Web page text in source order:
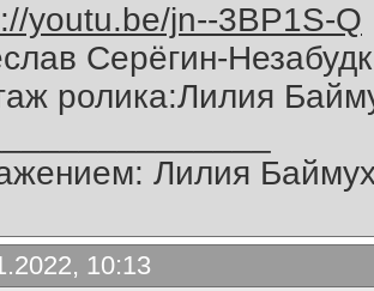
youtu.be/jn--3BP1S-Q
Серёгин-
ролика:Лилия
Лилия
10:13